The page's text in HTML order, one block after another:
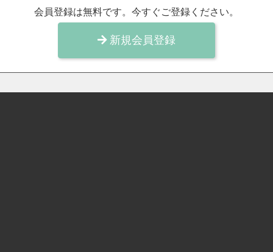
会員登録は無料です。今すぐご登録ください。
新規会員登録